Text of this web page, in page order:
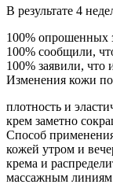
В результате 4
100% опрошенных
100% сообщили,
100% заявили, что
Изменения кожи
плотность и
крем заметно
Способ
кожей утром и
крема и
массажным